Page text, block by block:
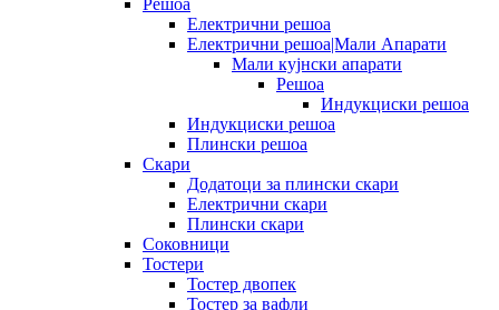
Електрични решоа
Електрични решоа|Мали Апарати
Мали кујнски апарати
Решоа
Индукциски решоа
Индукциски решоа
Плински решоа
Скари
Додатоци за плински скари
Електрични скари
Плински скари
Соковници
Тостери
Тостер двопек
Тостер за вафли